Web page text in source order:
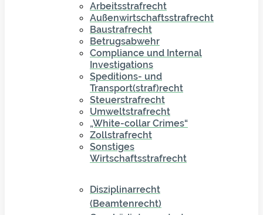
Arbeitsstrafrecht
Außenwirtschaftsstrafrecht
Baustrafrecht
Betrugsabwehr
Compliance und Internal
Investigations
Speditions- und
Transport(straf)recht
Steuerstrafrecht
Umweltstrafrecht
„White-collar Crimes“
Zollstrafrecht
Sonstiges
Wirtschaftsstrafrecht
Disziplinarrecht
(Beamtenrecht)